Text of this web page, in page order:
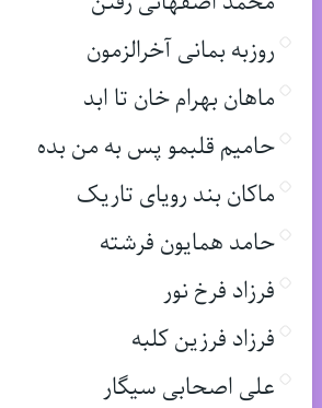
روزبه بمانی آخرالزمون
ماهان بهرام خان تا ابد
حامیم قلبمو پس به من بده
ماکان بند رویای تاریک
حامد همایون فرشته
فرزاد فرخ نور
فرزاد فرزین کلبه
علی اصحابی سیگار